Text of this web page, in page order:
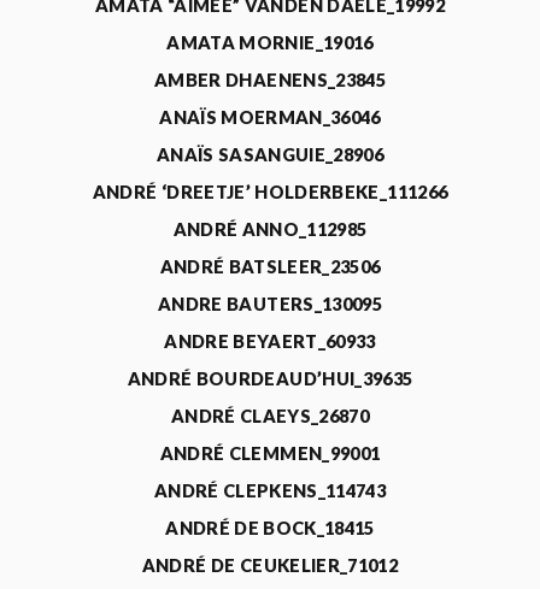
AMATA “AIMÉE” VANDEN DAELE_19992
AMATA MORNIE_19016
AMBER DHAENENS_23845
ANAÏS MOERMAN_36046
ANAÏS SASANGUIE_28906
ANDRÉ ‘DREETJE’ HOLDERBEKE_111266
ANDRÉ ANNO_112985
ANDRÉ BATSLEER_23506
ANDRE BAUTERS_130095
ANDRE BEYAERT_60933
ANDRÉ BOURDEAUD’HUI_39635
ANDRÉ CLAEYS_26870
ANDRÉ CLEMMEN_99001
ANDRÉ CLEPKENS_114743
ANDRÉ DE BOCK_18415
ANDRÉ DE CEUKELIER_71012